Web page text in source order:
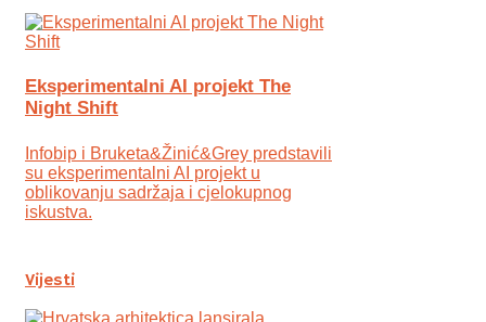
Eksperimentalni AI projekt The
Night Shift
Infobip i Bruketa&Žinić&Grey predstavili
su eksperimentalni AI projekt u
oblikovanju sadržaja i cjelokupnog
iskustva.
Vijesti